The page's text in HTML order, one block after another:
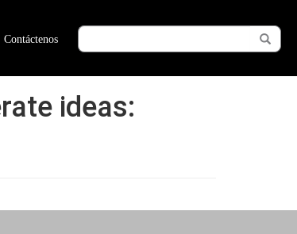
Contáctenos
ideas: